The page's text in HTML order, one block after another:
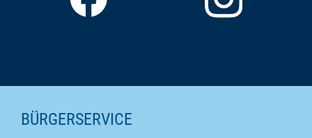
SEITENINHALTE
BÜRGERSERVICE